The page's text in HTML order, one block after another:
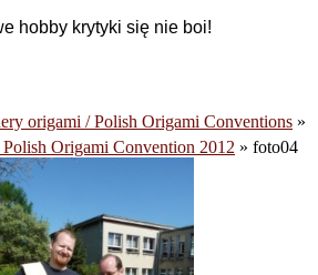
hobby krytyki się nie boi!
origami / Polish Origami Conventions »
Origami Convention 2012 » foto04